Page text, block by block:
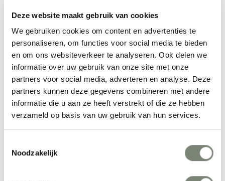
Deze website maakt gebruik van cookies
We gebruiken cookies om content en advertenties te
personaliseren, om functies voor social media te bieden
en om ons websiteverkeer te analyseren. Ook delen we
informatie over uw gebruik van onze site met onze
partners voor social media, adverteren en analyse. Deze
partners kunnen deze gegevens combineren met andere
informatie die u aan ze heeft verstrekt of die ze hebben
verzameld op basis van uw gebruik van hun services.
Noodzakelijk
Meer producten van Muuto
Muuto Reflect